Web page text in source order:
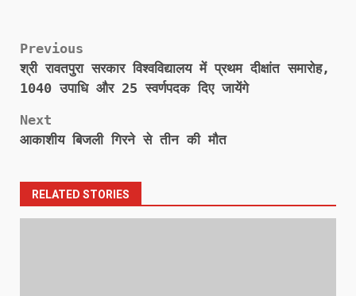
Post
navigation
Previous
श्री रावतपुरा सरकार विश्वविद्यालय में प्रथम दीक्षांत समारोह,
1040 उपाधि और 25 स्वर्णपदक दिए जायेंगे
Next
आकाशीय बिजली गिरने से तीन की मौत
RELATED STORIES